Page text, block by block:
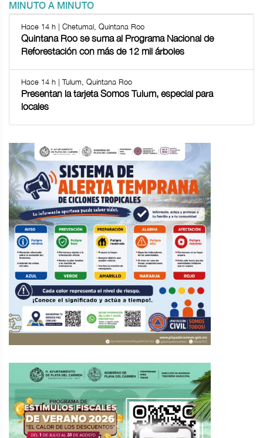
MINUTO A MINUTO
Hace 14 h | Chetumal, Quintana Roo
Quintana Roo se suma al Programa Nacional de
Reforestación con más de 12 mil árboles
Hace 14 h | Tulum, Quintana Roo
Presentan la tarjeta Somos Tulum, especial para
locales